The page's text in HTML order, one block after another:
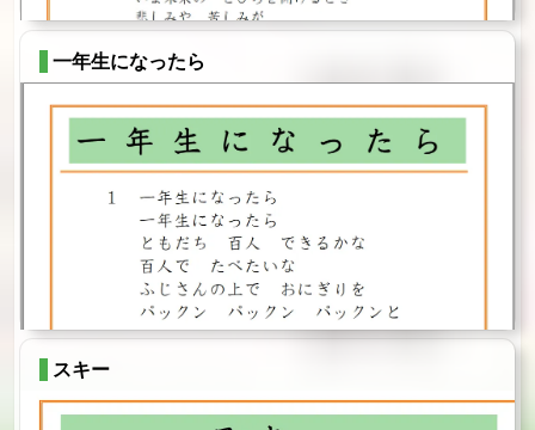
一年生になったら
スキー